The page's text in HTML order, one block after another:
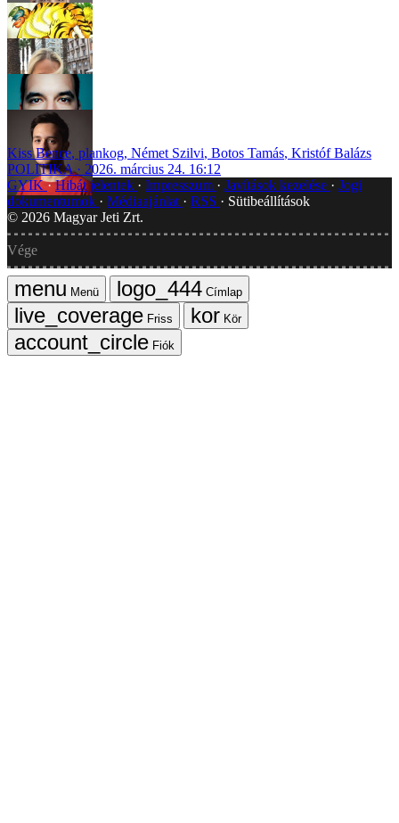
Kiss Bence, plankog, Német Szilvi, Botos Tamás, Kristóf Balázs
POLITIKA
2026. március 24. 16:12
GYIK Hibát jelentek Impresszum Javítások kezelése
Jogi
dokumentumok
Médiaajánlat RSS
Sütibeállítások
© 2026 Magyar Jeti Zrt.
Vége
Menü
Címlap
Friss
Kör
Fiók